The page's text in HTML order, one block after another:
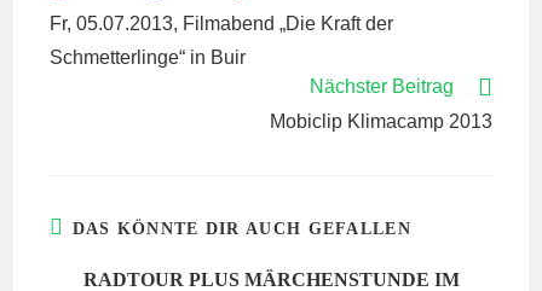
ANSEHEN
Fr, 05.07.2013, Filmabend „Die Kraft der
Schmetterlinge“ in Buir
Nächster Beitrag
Mobiclip Klimacamp 2013
DAS KÖNNTE DIR AUCH GEFALLEN
RADTOUR PLUS MÄRCHENSTUNDE IM